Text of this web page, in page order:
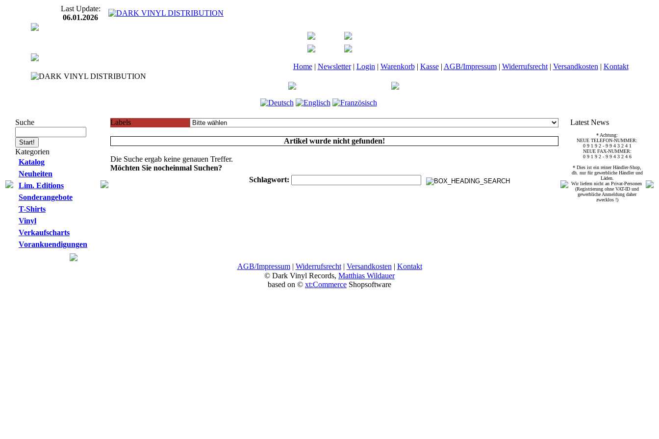
Last Update:
06.01.2026
Home| Newsletter| Login | Warenkorb| Kasse| AGB/Impressum| Widerrufsrecht| Versandkosten | Kontakt
Suche
Kategorien
Katalog
Neuheiten
Lim. Editions
Sonderangebote
T-Shirts
Vinyl
Verkaufscharts
Vorankuendigungen
Labels
Artikel wurde nicht gefunden!
Die Suche ergab keine genauen Treffer.
Möchten Sie nocheinmal Suchen?
Schlagwort:
Latest News
* Achtung:
NEUE TELEFON-NUMMER:
0 9 1 9 2 - 9 9 4 3 2 4 1
NEUE FAX-NUMMER:
0 9 1 9 2 - 9 9 4 3 2 4 6
* Dies ist ein reiner Händler-Shop,
dh. nur für gewerbliche Händler und
Läden.
Wir liefern nicht an Privat-Personen
(Registrierung ohne VAT-ID und
gewerbliche Anmeldung daher
zwecklos !)
AGB/Impressum| Widerrufsrecht| Versandkosten | Kontakt
© Dark Vinyl Records, Matthias Wildauer
based on © xt:Commerce Shopsoftware